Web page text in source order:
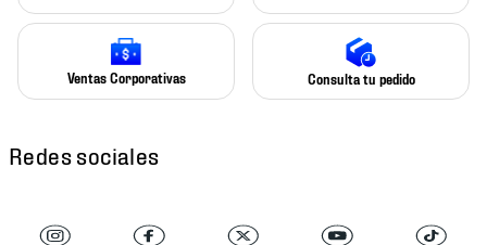
Ventas Corporativas Consulta tu pedido
Redes sociales